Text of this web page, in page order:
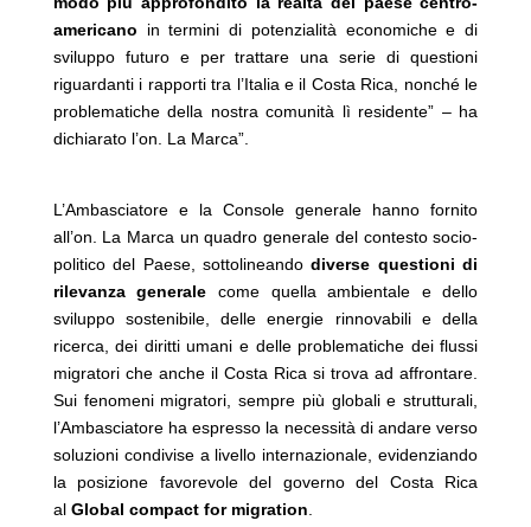
americano in termini di potenzialità economiche e di
sviluppo futuro e per trattare una serie di questioni
riguardanti i rapporti tra l’Italia e il Costa Rica, nonché le
problematiche della nostra comunità lì residente” – ha
dichiarato l’on. La Marca”.
L’Ambasciatore e la Console generale hanno fornito
all’on. La Marca un quadro generale del contesto socio-
politico del Paese, sottolineandodiverse questioni di
rilevanza generale come quella ambientale e dello
sviluppo sostenibile, delle energie rinnovabili e della
ricerca, dei diritti umani e delle problematiche dei flussi
migratori che anche il Costa Rica si trova ad affrontare.
Sui fenomeni migratori, sempre più globali e strutturali,
l’Ambasciatore ha espresso la necessità di andare verso
soluzioni condivise a livello internazionale, evidenziando
la posizione favorevole del governo del Costa Rica
al Global compact for migration.